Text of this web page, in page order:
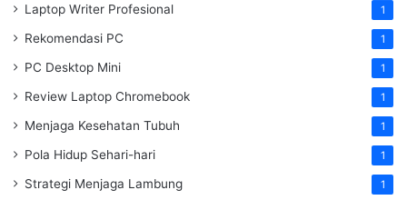
Laptop Writer Profesional 1
Rekomendasi PC 1
PC Desktop Mini 1
Review Laptop Chromebook 1
Menjaga Kesehatan Tubuh 1
Pola Hidup Sehari-hari 1
Strategi Menjaga Lambung 1